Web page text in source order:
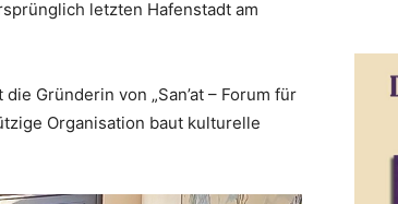
letzten Hafenstadt am
Gründerin von „San’at – Forum für
Organisation baut kulturelle